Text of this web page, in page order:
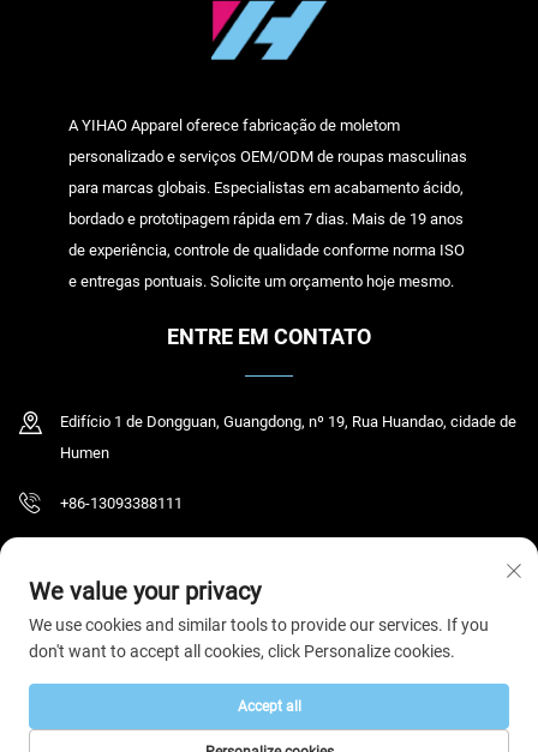
A YIHAO Apparel oferece fabricação de moletom
personalizado e serviços OEM/ODM de roupas masculinas
para marcas globais. Especialistas em acabamento ácido,
bordado e prototipagem rápida em 7 dias. Mais de 19 anos
de experiência, controle de qualidade conforme norma ISO
e entregas pontuais. Solicite um orçamento hoje mesmo.
ENTRE EM CONTATO
Edifício 1 de Dongguan, Guangdong, nº 19, Rua Huandao, cidade de
Humen
+86-13093388111
Direitos autorais © 2026 Dongguan Humen Yihao Clothing Co., Ltd. Todos os
direitos reservados. Política de Privacidade
We value your privacy
We use cookies and similar tools to provide our services. If you
don't want to accept all cookies, click Personalize cookies.
Accept all